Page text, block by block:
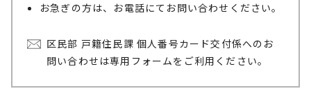
お急ぎの方は、お電話にてお問い合わせください。
区民部 戸籍住民課 個人番号カード交付係へのお
問い合わせは専用フォームをご利用ください。